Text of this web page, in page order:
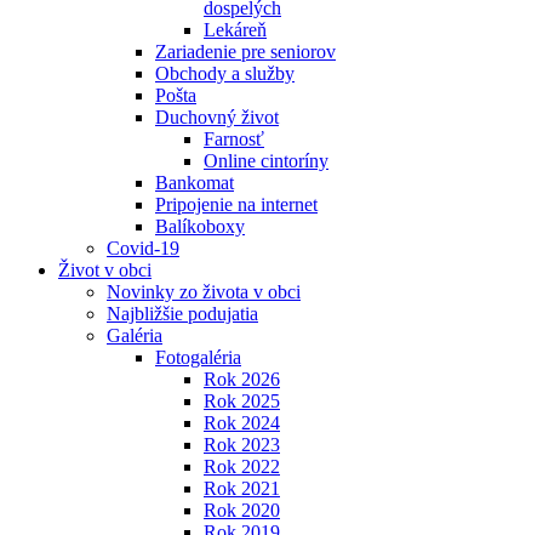
dospelých
Lekáreň
Zariadenie pre seniorov
Obchody a služby
Pošta
Duchovný život
Farnosť
Online cintoríny
Bankomat
Pripojenie na internet
Balíkoboxy
Covid-19
Život v obci
Novinky zo života v obci
Najbližšie podujatia
Galéria
Fotogaléria
Rok 2026
Rok 2025
Rok 2024
Rok 2023
Rok 2022
Rok 2021
Rok 2020